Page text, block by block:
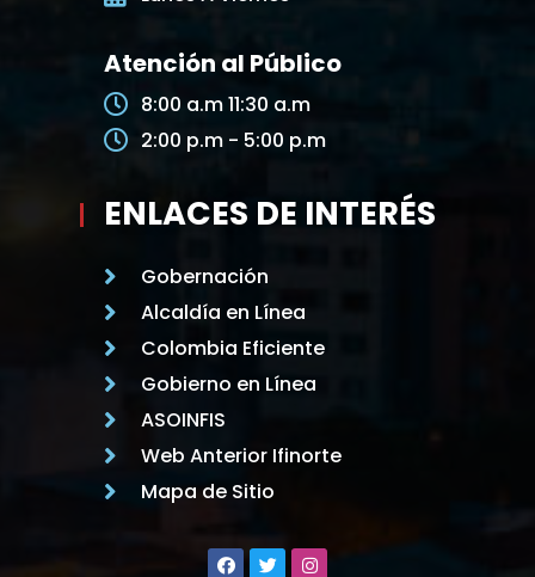
Atención al Público
8:00 a.m 11:30 a.m
2:00 p.m - 5:00 p.m
ENLACES DE INTERÉS
Gobernación
Alcaldía en Línea
Colombia Eficiente
Gobierno en Línea
ASOINFIS
Web Anterior Ifinorte
Mapa de Sitio